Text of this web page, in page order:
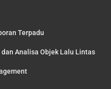
Terpadu
Analisa Objek Lalu Lintas